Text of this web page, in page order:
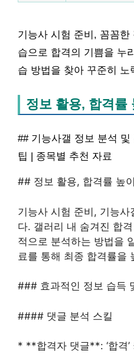
기능사 시험 준비, 꼼꼼
습으로 합격의 기쁨을 누
습 방법을 찾아 꾸준히
정보 활용, 합격률
## 기능사갤 정보 분석
팁 | 종목별 추천 자료
## 정보 활용, 합격률 높
기능사 시험 준비, 기능사
다. 갤러리 내 숨겨진 합
적으로 분석하는 방법을
료를 통해 최종 합격률을
### 효과적인 정보 습득
#### 댓글 분석 스킬
* **합격자 댓글**: ‘합격